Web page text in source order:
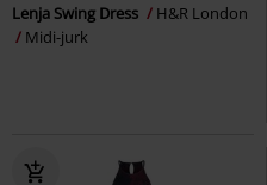
Lenja Swing Dress
H&R London
Midi-jurk